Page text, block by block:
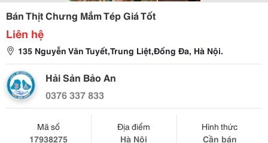
Bán Thịt Chưng Mắm Tép Giá Tốt
Liên hệ
135 Nguyễn Văn Tuyết,Trung Liệt,Đống Đa, Hà Nội.
Hải Sản Bảo An
0376 337 833
Mã số
17938275
Địa điểm
Hà Nội
Hình thức
Cần bán